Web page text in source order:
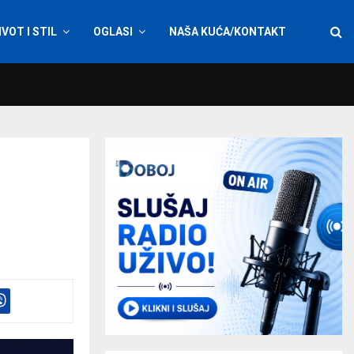
I STIL OGLASI NAŠA KUĆA/KONTAKT